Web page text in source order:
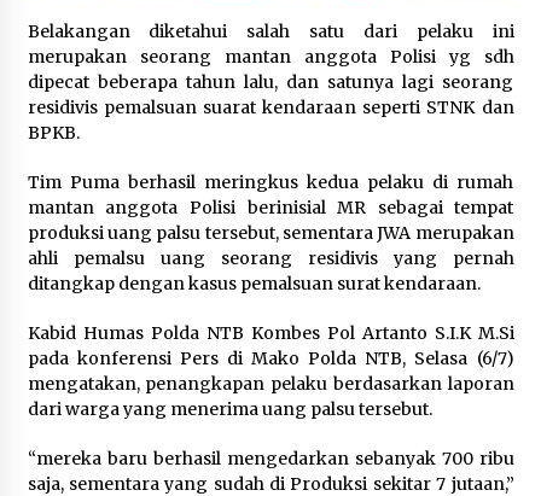
Polsek Pekat Kawal Aksi Petani Tebu Secara
Humanis, Dialog dengan PT SMS Hasilkan
Kesepakatan Awal Demi Menjaga Harkamtibmas
1 bulan ago
SATRESNARKOBA POLRES DOMPU AMANKAN
TERDUGA PELAKU NARKOTIKA DI KECAMATAN
KEMPO, BELASAN PAKET DIDUGA SABU DISITA
1 bulan ago
Belakangan diketahui salah satu dari pelaku ini
merupakan seorang mantan anggota Polisi yg sdh
dipecat beberapa tahun lalu, dan satunya lagi seorang
residivis pemalsuan suarat kendaraan seperti STNK dan
BPKB.
Tim Puma berhasil meringkus kedua pelaku di rumah
mantan anggota Polisi berinisial MR sebagai tempat
produksi uang palsu tersebut, sementara JWA merupakan
ahli pemalsu uang seorang residivis yang pernah
ditangkap dengan kasus pemalsuan surat kendaraan.
Kabid Humas Polda NTB Kombes Pol Artanto S.I.K M.Si
pada konferensi Pers di Mako Polda NTB, Selasa (6/7)
mengatakan, penangkapan pelaku berdasarkan laporan
dari warga yang menerima uang palsu tersebut.
“mereka baru berhasil mengedarkan sebanyak 700 ribu
saja, sementara yang sudah di Produksi sekitar 7 jutaan,”